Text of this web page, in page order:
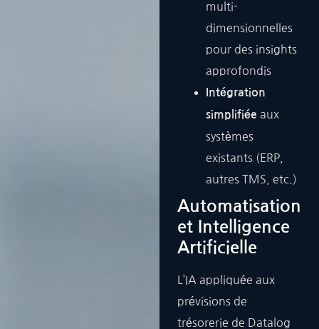
multi-
dimensionnelles
pour des insights
approfondis
Intégration
simplifiée aux
systèmes
existants (ERP,
autres TMS, etc.)
Automatisation
et Intelligence
Artificielle
L’IA appliquée aux
prévisions de
trésorerie de Datalog